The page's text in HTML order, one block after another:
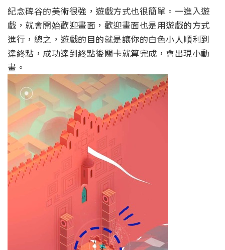
紀念碑谷的美術很強，遊戲方式也很簡單。一進入遊
戲，就會開始歡迎畫面，歡迎畫面也是用遊戲的方式
進行，總之，遊戲的目的就是讓你的白色小人順利到
達終點，成功達到終點後關卡就算完成，會出現小動
畫。